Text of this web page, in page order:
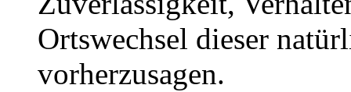
Ortswechsel dieser
vorherzusagen.